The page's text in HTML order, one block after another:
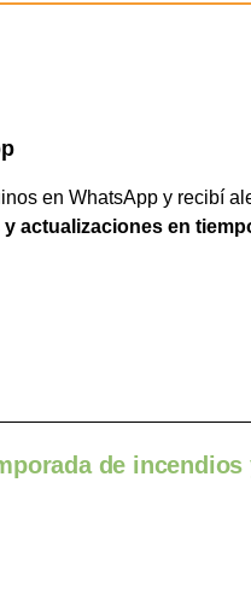
en WhatsApp y recibí
actualizaciones en
de